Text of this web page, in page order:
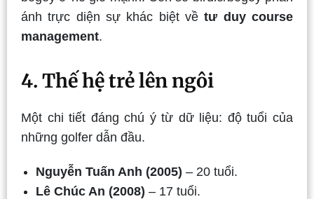
ánh trực diện sự khác biệt vềtư duy course
management.
4. Thế hệ trẻ lên ngôi
Một chi tiết đáng chú ý từ dữ liệu: độ tuổi của
những golfer dẫn đầu.
Nguyễn Tuấn Anh (2005) – 20 tuổi.
Lê Chúc An (2008) – 17 tuổi.